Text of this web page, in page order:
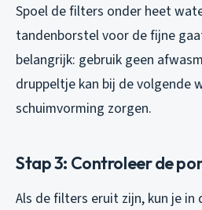
Spoel de filters onder heet
tandenborstel voor de fijne
belangrijk: gebruik geen
druppeltje kan bij de volgende
schuimvorming zorgen.
Stap 3: Controleer de
Als de filters eruit zijn, kun je in